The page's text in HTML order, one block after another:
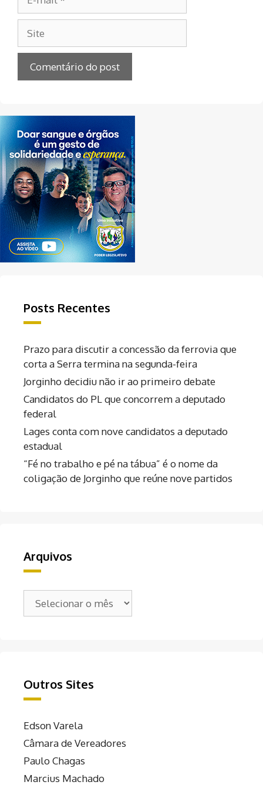
mail
Posts Recentes
Prazo para discutir a concessão da ferrovia que
corta a Serra termina na segunda-feira
Jorginho decidiu não ir ao primeiro debate
Candidatos do PL que concorrem a deputado
federal
Lages conta com nove candidatos a deputado
estadual
“Fé no trabalho e pé na tábua” é o nome da
coligação de Jorginho que reúne nove partidos
Arquivos
Outros Sites
Edson Varela
Câmara de Vereadores
Paulo Chagas
Marcius Machado